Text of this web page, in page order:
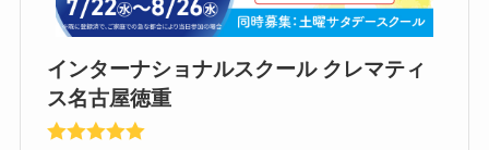
インターナショナルスクール クレマティ
ス名古屋徳重